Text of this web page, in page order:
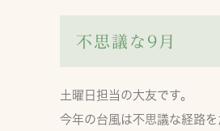
不思議な9月
土曜日担当の大友です。
今年の台風は不思議な経路を